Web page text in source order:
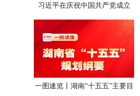
习近平在庆祝中国共产党成立
105周年大会上的讲话，学金
句，悟深意！
一图速览丨湖南“十五五”主要目